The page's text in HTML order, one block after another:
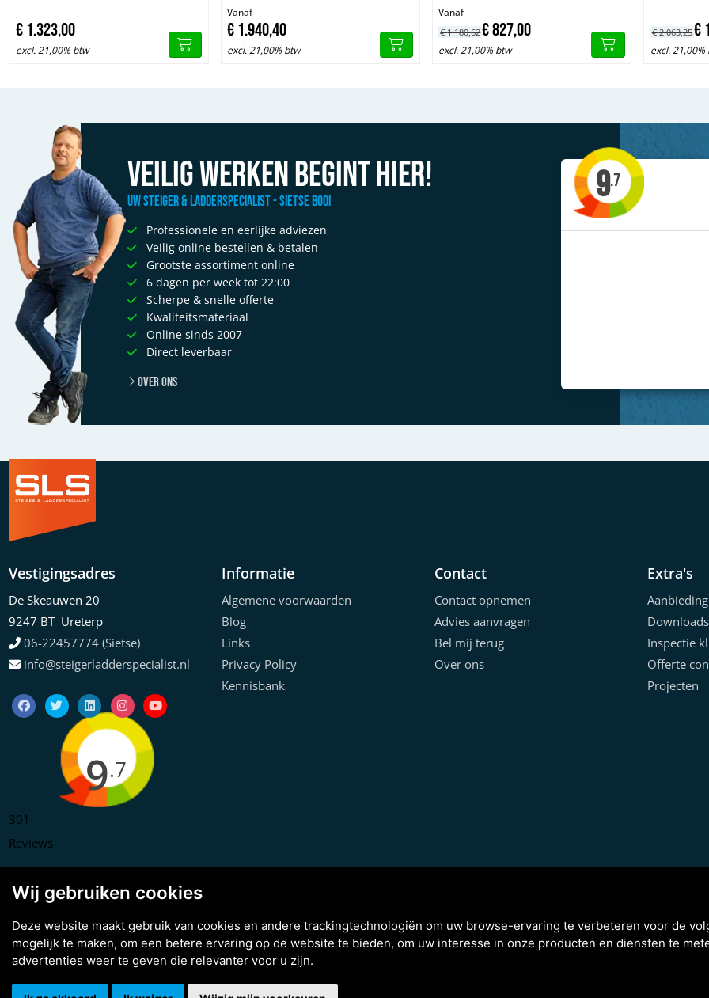
€1.323,00
excl. 21,00% btw
Vanaf
€1.940,40
excl. 21,00% btw
Vanaf
€1.180,62€827,00
excl. 21,00% btw
€2.063,25€
excl. 21,00%
Veilig werken begint hier!
Uw Steiger & Ladderspecialist - Sietse Booi
Professionele en eerlijke adviezen
Veilig online bestellen & betalen
Grootste assortiment online
6 dagen per week tot 22:00
Scherpe & snelle offerte
Kwaliteitsmateriaal
Online sinds 2007
Direct leverbaar
Over ons
9.7
Vestigingsadres
De Skeauwen 20
9247 BT Ureterp
06-22457774 (Sietse)
info@steigerladderspecialist.nl
9.7
301
Reviews
Informatie
Algemene voorwaarden
Blog
Links
Privacy Policy
Kennisbank
Contact
Contact opnemen
Advies aanvragen
Bel mij terug
Over ons
Extra's
Downloads
Inspectie
Offerte
Projecten
Copyright © 2026 Steiger & Ladderspecialist B.V.
Made with
BO. Be Original| Powered byBO Creator DXP®
Wij gebruiken cookies
Deze website maakt gebruik van cookies en andere trackingtechnologiën om uw browse-ervaring te verbeteren voor de
mogelijk te maken, om een betere ervaring op de website te bieden, om uw interesse in onze producten en diensten te
advertenties weer te geven die relevanter voor u zijn.